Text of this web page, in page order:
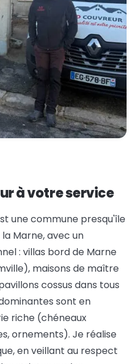
à votre service
une commune presqu'île
Marne, avec un
: villas bord de Marne
maisons de maître
cossus dans tous
sont en
riche (chéneaux
ornements). Je réalise
en veillant au respect